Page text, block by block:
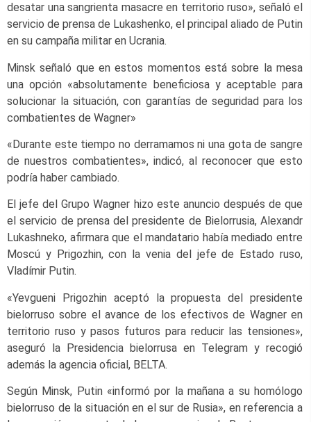
desatar una sangrienta masacre en territorio ruso», señaló el
servicio de prensa de Lukashenko, el principal aliado de Putin
en su campaña militar en Ucrania.
Minsk señaló que en estos momentos está sobre la mesa
una opción «absolutamente beneficiosa y aceptable para
solucionar la situación, con garantías de seguridad para los
combatientes de Wagner»
«Durante este tiempo no derramamos ni una gota de sangre
de nuestros combatientes», indicó, al reconocer que esto
podría haber cambiado.
El jefe del Grupo Wagner hizo este anuncio después de que
el servicio de prensa del presidente de Bielorrusia, Alexandr
Lukashneko, afirmara que el mandatario había mediado entre
Moscú y Prigozhin, con la venia del jefe de Estado ruso,
Vladímir Putin.
«Yevgueni Prigozhin aceptó la propuesta del presidente
bielorruso sobre el avance de los efectivos de Wagner en
territorio ruso y pasos futuros para reducir las tensiones»,
aseguró la Presidencia bielorrusa en Telegram y recogió
además la agencia oficial, BELTA.
Según Minsk, Putin «informó por la mañana a su homólogo
bielorruso de la situación en el sur de Rusia», en referencia a